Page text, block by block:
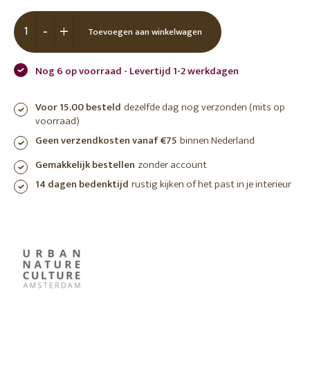
+
- Toevoegen aan winkelwagen
Nog 6 op voorraad - Levertijd 1-2 werkdagen
Voor 15.00 besteld dezelfde dag nog verzonden (mits op
voorraad)
Geen verzendkosten vanaf €75 binnen Nederland
Gemakkelijk bestellen zonder account
14 dagen bedenktijd rustig kijken of het past in je interieur